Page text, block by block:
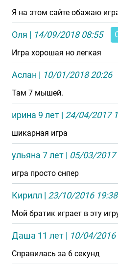
Я на этом сайте обажаю
Оля | 14/09/2018 08:55
Игра хорошая но легкая
Аслан | 10/01/2018 20:26
Там 7 мышей.
ирина 9 лет | 24/04/2017
шикарная игра
ульяна 7 лет | 05/03/2017
игра просто снпер
Кирилл | 23/10/2016 19:38
Мой братик играет в эту
Даша 11 лет | 10/04/2016
Справилась за 6 секунд